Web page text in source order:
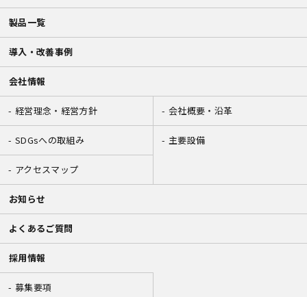
製品一覧
導入・改善事例
会社情報
経営理念・経営方針 会社概要・沿革
SDGsへの取組み 主要設備
アクセスマップ
お知らせ
よくあるご質問
採用情報
募集要項